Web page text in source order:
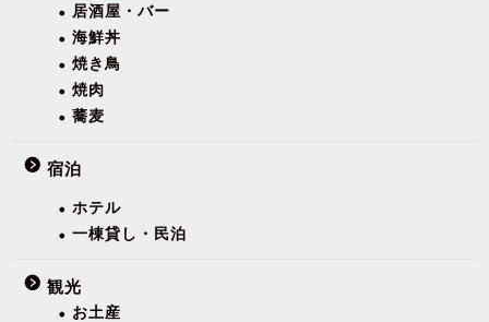
居酒屋・バー
海鮮丼
焼き鳥
焼肉
蕎麦
宿泊
ホテル
一棟貸し・民泊
観光
お土産